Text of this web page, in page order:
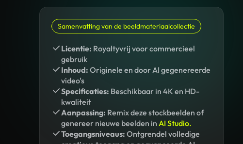
Samenvatting van de beeldmateriaalcollectie
Licentie: Royaltyvrij voor commercieel
gebruik
Inhoud: Originele en door AI gegenereerde
video's
Specificaties: Beschikbaar in 4K en HD-
kwaliteit
Aanpassing: Remix deze stockbeelden of
genereer nieuwe beelden in AI Studio.
Toegangsniveaus: Ontgrendel volledige